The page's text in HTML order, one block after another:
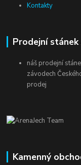
Kontakty
Prodejní stánek
náš prodejní
závodech
prodej
Kamenný